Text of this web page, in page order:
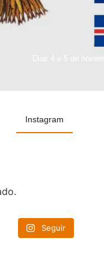
Instagram
Seguir